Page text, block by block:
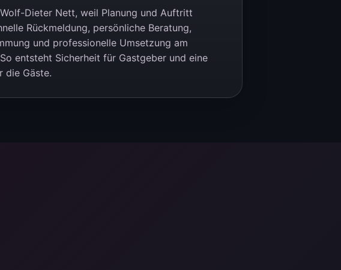
Dieter Nett, weil Planung und Auftritt
Rückmeldung, persönliche Beratung,
und professionelle Umsetzung am
entsteht Sicherheit für Gastgeber und eine
die Gäste.